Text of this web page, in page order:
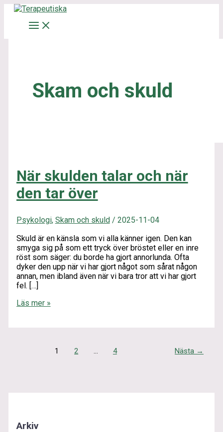
Hoppa
innehåll
Skam och skuld
När skulden talar och när
den tar över
Psykologi, Skam och skuld / 2025-11-04
Skuld är en känsla som vi alla känner igen. Den kan
smyga sig på som ett tryck över bröstet eller en inre
röst som säger: du borde ha gjort annorlunda. Ofta
dyker den upp när vi har gjort något som sårat någon
annan, men ibland även när vi bara tror att vi har gjort
fel. […]
När
skulden
talar
Läs mer »
1 2 … 4 Nästa →
Arkiv
A